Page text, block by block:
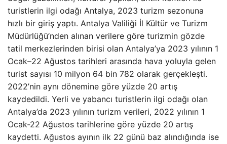
turistlerin ilgi odağı Antalya, 2023 turizm sezonuna
hızlı bir giriş yaptı. Antalya Valiliği İl Kültür ve Turizm
Müdürlüğü’nden alınan verilere göre turizmin gözde
tatil merkezlerinden birisi olan Antalya’ya 2023 yılının 1
Ocak–22 Ağustos tarihleri arasında hava yoluyla gelen
turist sayısı 10 milyon 64 bin 782 olarak gerçekleşti.
2022’nin aynı dönemine göre yüzde 20 artış
kaydedildi. Yerli ve yabancı turistlerin ilgi odağı olan
Antalya’da 2023 yılının turizm verileri, 2022 yılının 1
Ocak-22 Ağustos tarihlerine göre yüzde 20 artış
kaydetti. Ağustos ayının ilk 22 günü baz alındığında ise